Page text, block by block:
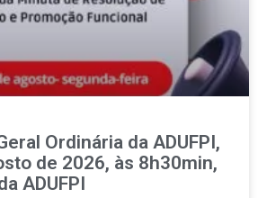
Ordinária da ADUFPI,
de 2026, às 8h30min,
ADUFPI